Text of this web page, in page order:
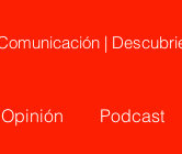
|
Opinión Podcast